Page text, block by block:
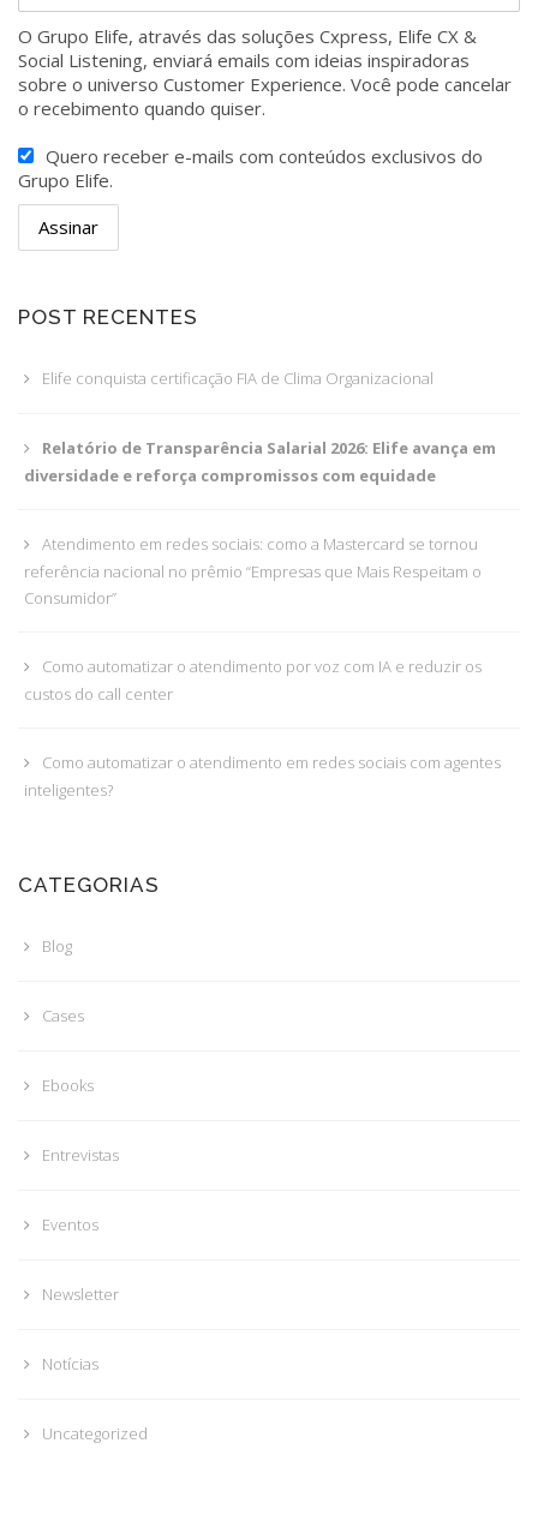
O Grupo Elife, através das soluções Cxpress, Elife CX &
Social Listening, enviará emails com ideias inspiradoras
sobre o universo Customer Experience. Você pode cancelar
o recebimento quando quiser.
Quero receber e-mails com conteúdos exclusivos do
Grupo Elife.
POST RECENTES
Elife conquista certificação FIA de Clima Organizacional
Relatório de Transparência Salarial 2026: Elife avança em
diversidade e reforça compromissos com equidade
Atendimento em redes sociais: como a Mastercard se tornou
referência nacional no prêmio “Empresas que Mais Respeitam o
Consumidor”
Como automatizar o atendimento por voz com IA e reduzir os
custos do call center
Como automatizar o atendimento em redes sociais com agentes
inteligentes?
CATEGORIAS
Blog
Cases
Ebooks
Entrevistas
Eventos
Newsletter
Notícias
Uncategorized